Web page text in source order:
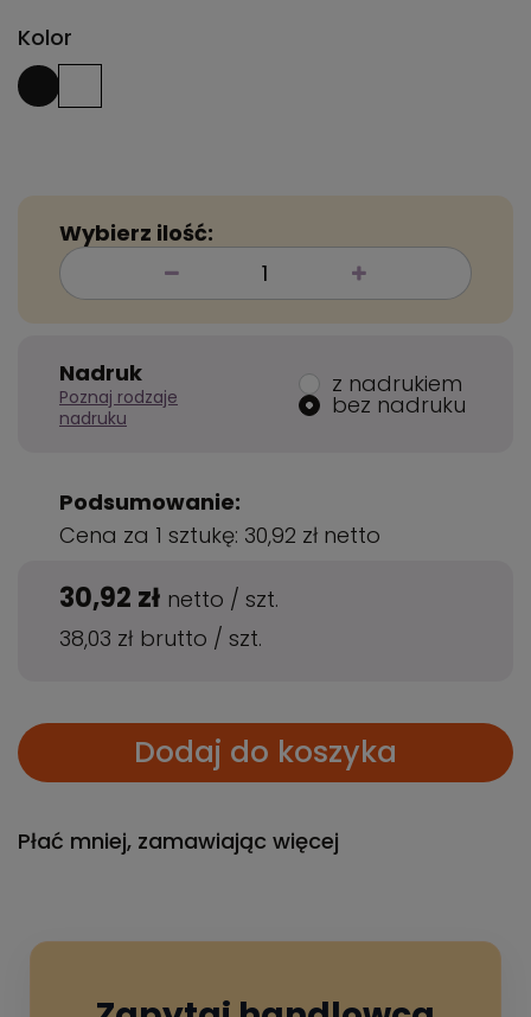
Kolor
Wybierz ilość:
Nadruk
Poznaj rodzaje
nadruku
z nadrukiem
bez nadruku
Podsumowanie:
Cena za 1 sztukę: 30,92 zł netto
30,92 zł netto / szt.
38,03 zł brutto / szt.
Dodaj do koszyka
Płać mniej, zamawiając więcej